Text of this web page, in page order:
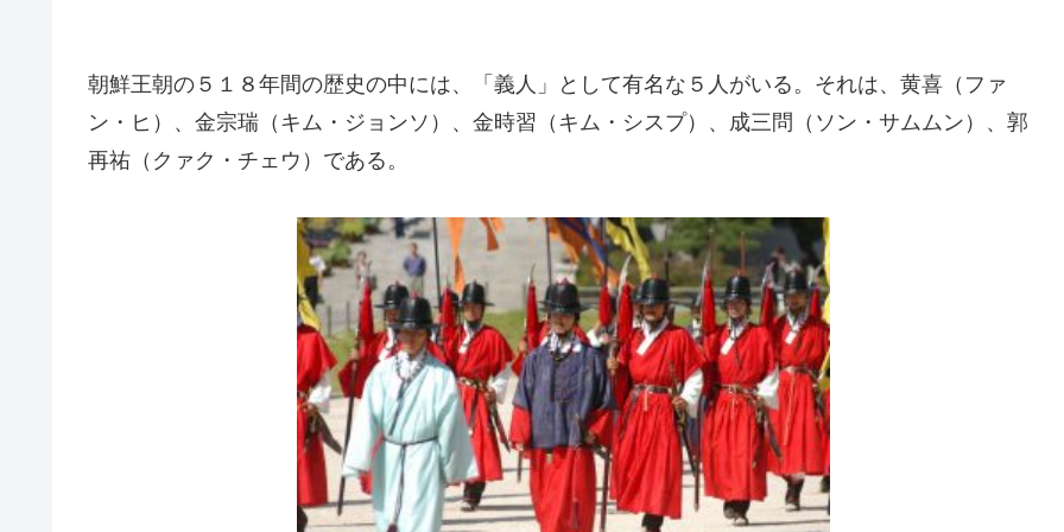
朝鮮王朝の５１８年間の歴史の中には、「義人」として有名な５人がいる。それは、黄喜（ファ
ン・ヒ）、金宗瑞（キム・ジョンソ）、金時習（キム・シスプ）、成三問（ソン・サムムン）、郭
再祐（クァク・チェウ）である。